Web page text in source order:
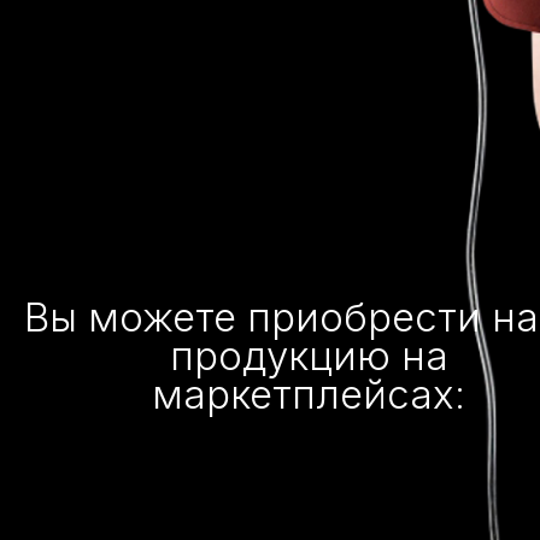
Вы можете приобрести
продукцию на
маркетплейсах: